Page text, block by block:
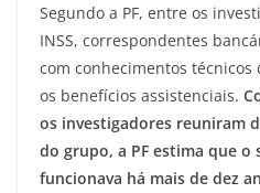
Segundo a PF, entre os
INSS, correspondentes
com conhecimentos
os benefícios assistenciais.
os investigadores reuniram
do grupo, a PF estima que o
funcionava há mais de dez